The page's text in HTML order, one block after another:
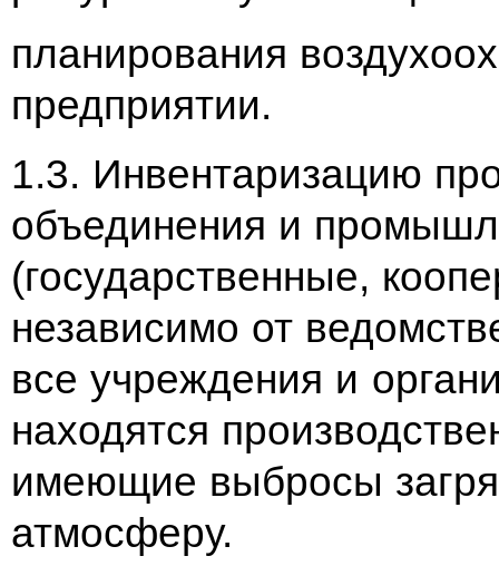
планирования
предприятии.
1.3. Инвентаризацию
объединения и
(государственные,
независимо от
все учреждения и
находятся
имеющие выбросы
атмосферу.